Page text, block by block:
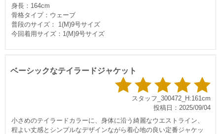
身長：164cm
骨格タイプ：ウェーブ
普段のサイズ： 1(M)9号サイズ
今回着用サイズ：1(M)9号サイズ
ベーシックなテイラードジャケット
スタッフ_300472_H:161cm
投稿日：2025/09/04
小さめのテイラードカラーに、身体に沿う綺麗なウエストライン、
程よい丈感とシンプルなデザインながら着心地の良い定番ジャケッ